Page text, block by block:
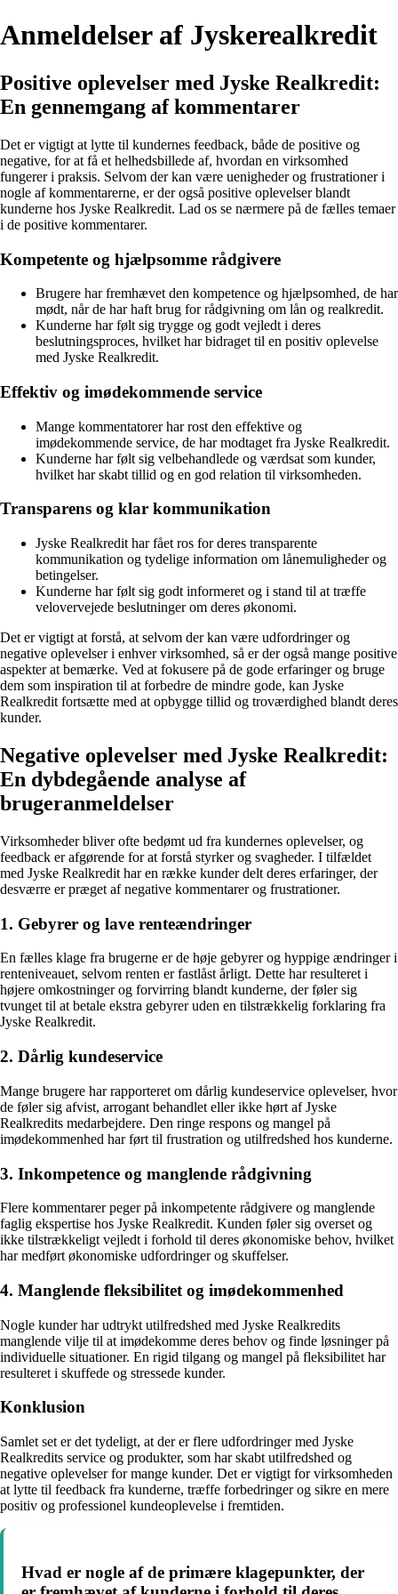
Anmeldelser af Jyskerealkredit
Positive oplevelser med Jyske Realkredit:
En gennemgang af kommentarer
Det er vigtigt at lytte til kundernes feedback, både de positive og
negative, for at få et helhedsbillede af, hvordan en virksomhed
fungerer i praksis. Selvom der kan være uenigheder og frustrationer i
nogle af kommentarerne, er der også positive oplevelser blandt
kunderne hos Jyske Realkredit. Lad os se nærmere på de fælles temaer
i de positive kommentarer.
Kompetente og hjælpsomme rådgivere
Brugere har fremhævet den kompetence og hjælpsomhed, de har
mødt, når de har haft brug for rådgivning om lån og realkredit.
Kunderne har følt sig trygge og godt vejledt i deres
beslutningsproces, hvilket har bidraget til en positiv oplevelse
med Jyske Realkredit.
Effektiv og imødekommende service
Mange kommentatorer har rost den effektive og
imødekommende service, de har modtaget fra Jyske Realkredit.
Kunderne har følt sig velbehandlede og værdsat som kunder,
hvilket har skabt tillid og en god relation til virksomheden.
Transparens og klar kommunikation
Jyske Realkredit har fået ros for deres transparente
kommunikation og tydelige information om lånemuligheder og
betingelser.
Kunderne har følt sig godt informeret og i stand til at træffe
velovervejede beslutninger om deres økonomi.
Det er vigtigt at forstå, at selvom der kan være udfordringer og
negative oplevelser i enhver virksomhed, så er der også mange positive
aspekter at bemærke. Ved at fokusere på de gode erfaringer og bruge
dem som inspiration til at forbedre de mindre gode, kan Jyske
Realkredit fortsætte med at opbygge tillid og troværdighed blandt deres
kunder.
Negative oplevelser med Jyske Realkredit:
En dybdegående analyse af
brugeranmeldelser
Virksomheder bliver ofte bedømt ud fra kundernes oplevelser, og
feedback er afgørende for at forstå styrker og svagheder. I tilfældet
med Jyske Realkredit har en række kunder delt deres erfaringer, der
desværre er præget af negative kommentarer og frustrationer.
1. Gebyrer og lave renteændringer
En fælles klage fra brugerne er de høje gebyrer og hyppige ændringer i
renteniveauet, selvom renten er fastlåst årligt. Dette har resulteret i
højere omkostninger og forvirring blandt kunderne, der føler sig
tvunget til at betale ekstra gebyrer uden en tilstrækkelig forklaring fra
Jyske Realkredit.
2. Dårlig kundeservice
Mange brugere har rapporteret om dårlig kundeservice oplevelser, hvor
de føler sig afvist, arrogant behandlet eller ikke hørt af Jyske
Realkredits medarbejdere. Den ringe respons og mangel på
imødekommenhed har ført til frustration og utilfredshed hos kunderne.
3. Inkompetence og manglende rådgivning
Flere kommentarer peger på inkompetente rådgivere og manglende
faglig ekspertise hos Jyske Realkredit. Kunden føler sig overset og
ikke tilstrækkeligt vejledt i forhold til deres økonomiske behov, hvilket
har medført økonomiske udfordringer og skuffelser.
4. Manglende fleksibilitet og imødekommenhed
Nogle kunder har udtrykt utilfredshed med Jyske Realkredits
manglende vilje til at imødekomme deres behov og finde løsninger på
individuelle situationer. En rigid tilgang og mangel på fleksibilitet har
resulteret i skuffede og stressede kunder.
Konklusion
Samlet set er det tydeligt, at der er flere udfordringer med Jyske
Realkredits service og produkter, som har skabt utilfredshed og
negative oplevelser for mange kunder. Det er vigtigt for virksomheden
at lytte til feedback fra kunderne, træffe forbedringer og sikre en mere
positiv og professionel kundeoplevelse i fremtiden.
Hvad er nogle af de primære klagepunkter, der